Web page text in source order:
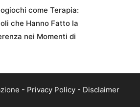
come Terapia:
che Hanno Fatto la
nei Momenti di
- Privacy Policy - Disclaimer